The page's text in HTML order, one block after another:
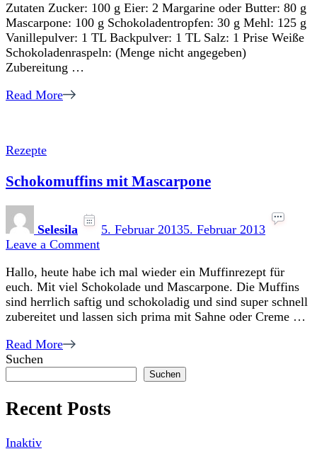
mit
Mascarpone
Zutaten Zucker: 100 g Eier: 2 Margarine oder Butter: 80 g
Mascarpone: 100 g Schokoladentropfen: 30 g Mehl: 125 g
Vanillepulver: 1 TL Backpulver: 1 TL Salz: 1 Prise Weiße
Schokoladenraspeln: (Menge nicht angegeben)
Zubereitung …
Read More
Rezepte
Schokomuffins mit Mascarpone
Selesila 5. Februar 20135. Februar 2013
Leave a Commenton
mit
Mascarpone
Hallo, heute habe ich mal wieder ein Muffinrezept für
euch. Mit viel Schokolade und Mascarpone. Die Muffins
sind herrlich saftig und schokoladig und sind super schnell
zubereitet und lassen sich prima mit Sahne oder Creme …
Read More
Suchen
Suchen
Recent Posts
Inaktiv